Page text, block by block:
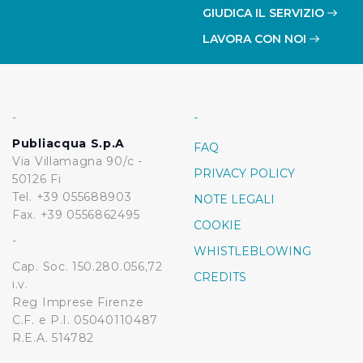
GIUDICA IL SERVIZIO
LAVORA CON NOI
-
Publiacqua S.p.A
Via Villamagna 90/c -
50126 Fi
Tel. +39 055688903
Fax. +39 0556862495
-
Cap. Soc. 150.280.056,72
i.v.
Reg Imprese Firenze
C.F. e P.I. 05040110487
R.E.A. 514782
-
FAQ
PRIVACY POLICY
NOTE LEGALI
COOKIE
WHISTLEBLOWING
CREDITS